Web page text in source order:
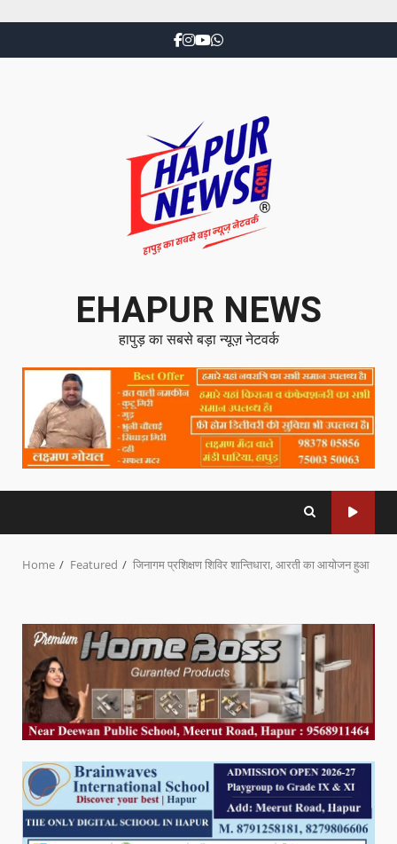
EHAPUR NEWS
हापुड़ का सबसे बड़ा न्यूज़ नेटवर्क
Home Featured जिनागम प्रशिक्षण शिविर शान्तिधारा, आरती का आयोजन हुआ